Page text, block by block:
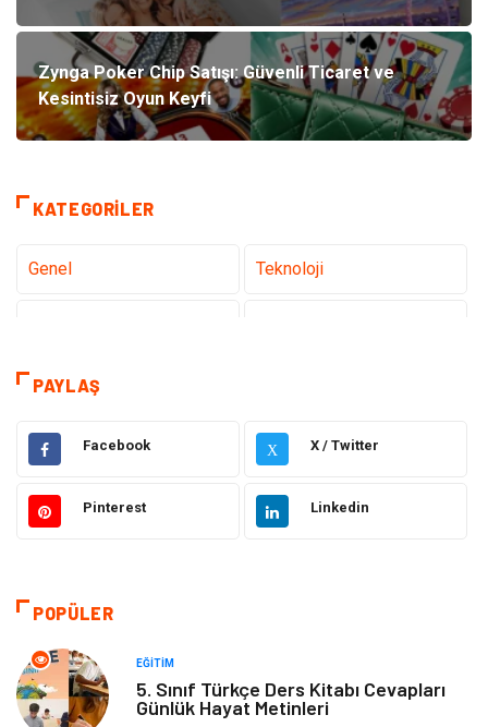
Zynga Poker Chip Satışı: Güvenli Ticaret ve
Kesintisiz Oyun Keyfi
KATEGORILER
Genel Teknoloji
Dekorasyon
Bakım Güzellik Elektrik Elektronik
Hukuk Tatil
Bilgisayar & Yazılım
Yemek
Emlak Kültür Sanat
PAYLAŞ
Facebook X X / Twitter
Pinterest Linkedin
POPÜLER
EĞITIM
5. Sınıf Türkçe Ders Kitabı Cevapları
Günlük Hayat Metinleri